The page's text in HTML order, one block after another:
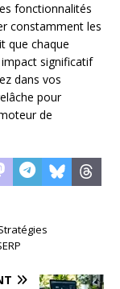
fonctionnalités
constamment les
que chaque
significatif
dans vos
pour
de